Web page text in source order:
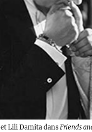
Lili Damita dans Friends